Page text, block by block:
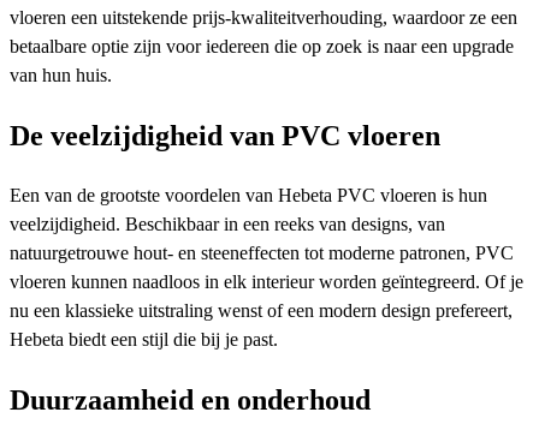
vloeren een uitstekende prijs-kwaliteitverhouding, waardoor ze een
betaalbare optie zijn voor iedereen die op zoek is naar een upgrade
van hun huis.
De veelzijdigheid van PVC vloeren
Een van de grootste voordelen van Hebeta PVC vloeren is hun
veelzijdigheid. Beschikbaar in een reeks van designs, van
natuurgetrouwe hout- en steeneffecten tot moderne patronen, PVC
vloeren kunnen naadloos in elk interieur worden geïntegreerd. Of je
nu een klassieke uitstraling wenst of een modern design prefereert,
Hebeta biedt een stijl die bij je past.
Duurzaamheid en onderhoud